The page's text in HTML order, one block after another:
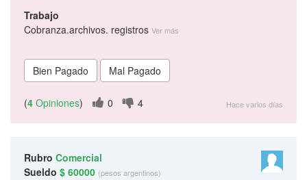
Trabajo
Cobranza.archivos. registros Ver más
(4 Opiniones) 0 4 Hace varios días
Rubro Comercial
Sueldo $ 60000 (pesos argentinos)